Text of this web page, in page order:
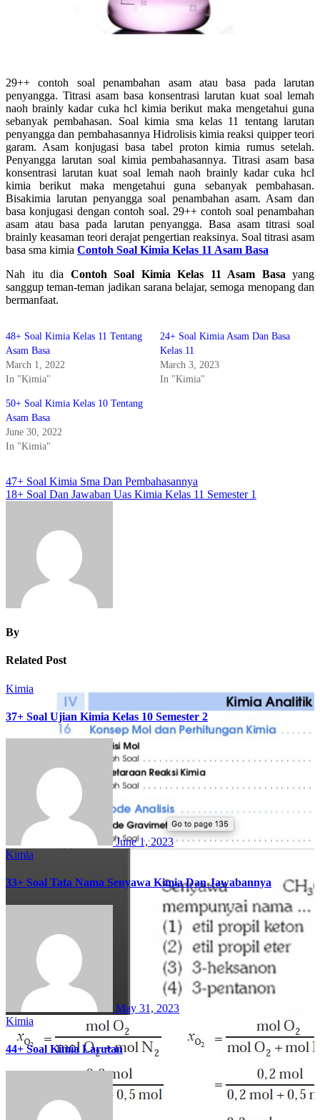
29++ contoh soal penambahan asam atau basa pada larutan
penyangga. Titrasi asam basa konsentrasi larutan kuat soal lemah
naoh brainly kadar cuka hcl kimia berikut maka mengetahui guna
sebanyak pembahasan. Soal kimia sma kelas 11 tentang larutan
penyangga dan pembahasannya Hidrolisis kimia reaksi quipper teori
garam. Asam konjugasi basa tabel proton kimia rumus setelah.
Penyangga larutan soal kimia pembahasannya. Titrasi asam basa
konsentrasi larutan kuat soal lemah naoh brainly kadar cuka hcl
kimia berikut maka mengetahui guna sebanyak pembahasan.
Bisakimia larutan penyangga soal penambahan asam. Asam dan
basa konjugasi dengan contoh soal. 29++ contoh soal penambahan
asam atau basa pada larutan penyangga. Basa asam titrasi soal
brainly keasaman teori derajat pengertian reaksinya. Soal titrasi asam
basa sma kimia Contoh Soal Kimia Kelas 11 Asam Basa
Nah itu dia Contoh Soal Kimia Kelas 11 Asam Basa yang
sanggup teman-teman jadikan sarana belajar, semoga menopang dan
bermanfaat.
48+ Soal Kimia Kelas 11 Tentang
Asam Basa
March 1, 2022
In "Kimia"
24+ Soal Kimia Asam Dan Basa
Kelas 11
March 3, 2023
In "Kimia"
50+ Soal Kimia Kelas 10 Tentang
Asam Basa
June 30, 2022
In "Kimia"
Post
navigation
47+ Soal Kimia Sma Dan Pembahasannya
18+ Soal Dan Jawaban Uas Kimia Kelas 11 Semester 1
By
Related Post
Kimia
37+ Soal Ujian Kimia Kelas 10 Semester 2
June 1, 2023
Kimia
33+ Soal Tata Nama Senyawa Kimia Dan Jawabannya
May 31, 2023
Kimia
44+ Soal Kimia Larutan